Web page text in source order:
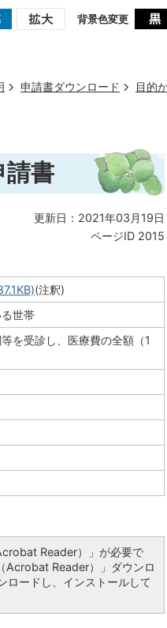
背景色変更
申請書ダウンロード 目的
請書
更新日：2021年03月19日
ページID 2015
(注釈)
世帯
を受診し、医療費の全額（1
Reader）」が必要で
Acrobat Reader）」ダウンロ
ロードし、インストールして